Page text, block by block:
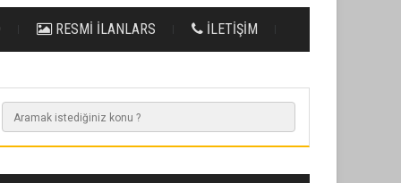
RESMİ İLANLARS İLETİŞİM